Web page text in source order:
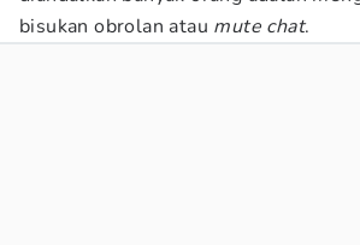
bisukan obrolan atau mute chat.